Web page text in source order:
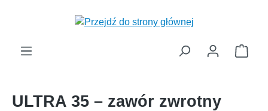
ULTRA 35 – zawór zwrotny